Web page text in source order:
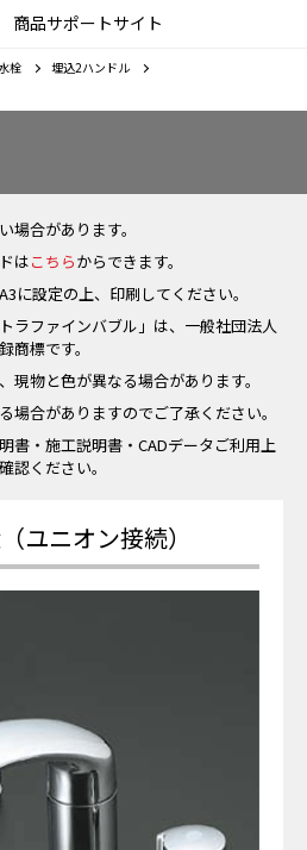
商品サポートサイト
栓
埋込2ハンドル
場合があります。
はこちらからできます。
設定の上、印刷してください。
ラファインバブル」は、一般社団法人
商標です。
現物と色が異なる場合があります。
場合がありますのでご了承ください。
書・施工説明書・CADデータご利用上
認ください。
ユニオン接続）